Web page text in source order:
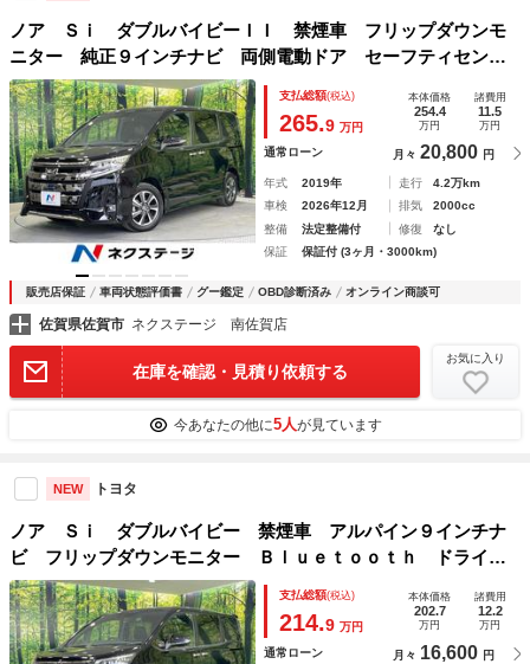
ノア Ｓｉ ダブルバイビーＩＩ 禁煙車 フリップダウンモ
ニター 純正９インチナビ 両側電動ドア セーフティセン
ス バックカメラ Ｂｌｕｅｔｏｏｔｈ フルセグ ＣＤ／Ｄ
ＶＤ ＬＥＤヘッド スマートキー ＥＴＣ クルーズコント
ロール
支払総額(税込)
265.9 万円
本体価格
254.4
万円
諸費用
11.5
万円
通常ローン 月々 20,800 円
年式 2019年 走行
4.2万km
車検
2026年12月 排気
2000cc
整備
法定整備付 修復
なし
保証
保証付 (3ヶ月・3000km)
販売店保証 車両状態評価書 グー鑑定 OBD診断済み オンライン商談可
佐賀県佐賀市 ネクステージ 南佐賀店
在庫を確認・見積り依頼する
お気に入り
今あなたの他に5人が見ています
NEW トヨタ
ノア Ｓｉ ダブルバイビー 禁煙車 アルパイン９インチナ
ビ フリップダウンモニター Ｂｌｕｅｔｏｏｔｈ ドライブ
レコーダー ＥＴＣ 両側電動ドア セーフティセンス 衝突
回避支援 クルーズコントロール オートエアコン
支払総額(税込)
214.9 万円
本体価格
202.7
万円
諸費用
12.2
万円
通常ローン 月々 16,600 円